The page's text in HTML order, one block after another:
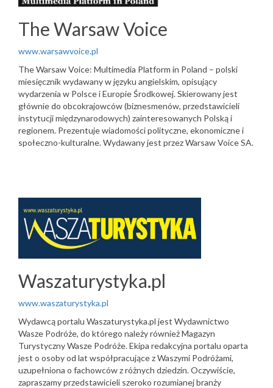
The Warsaw Voice
www.warsawvoice.pl
The Warsaw Voice: Multimedia Platform in Poland – polski
miesięcznik wydawany w języku angielskim, opisujący
wydarzenia w Polsce i Europie Środkowej. Skierowany jest
głównie do obcokrajowców (biznesmenów, przedstawicieli
instytucji międzynarodowych) zainteresowanych Polską i
regionem. Prezentuje wiadomości polityczne, ekonomiczne i
społeczno-kulturalne. Wydawany jest przez Warsaw Voice SA.
Waszaturystyka.pl
www.waszaturystyka.pl
Wydawcą portalu Waszaturystyka.pl jest Wydawnictwo
Wasze Podróże, do którego należy również Magazyn
Turystyczny Wasze Podróże. Ekipa redakcyjna portalu oparta
jest o osoby od lat współpracujące z Waszymi Podróżami,
uzupełniona o fachowców z różnych dziedzin. Oczywiście,
zapraszamy przedstawicieli szeroko rozumianej branży